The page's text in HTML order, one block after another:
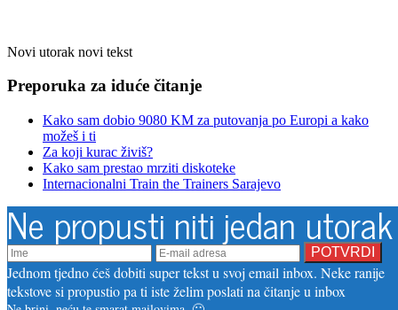
Novi utorak novi tekst
Preporuka za iduće čitanje
Kako sam dobio 9080 KM za putovanja po Europi a kako
možeš i ti
Za koji kurac živiš?
Kako sam prestao mrziti diskoteke
Internacionalni Train the Trainers Sarajevo
Ne propusti niti jedan utorak
Jednom tjedno ćeš dobiti super tekst u svoj email inbox. Neke ranije
tekstove si propustio pa ti iste želim poslati na čitanje u inbox